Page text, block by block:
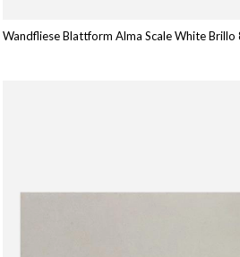
Wandfliese Blattform Alma Scale White Brillo